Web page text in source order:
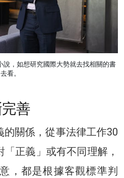
說，如想研究國際大勢就去找相關的書
去看。
善
關係，從事法律工作30
正義」或有不同理解，
，都是根據客觀標準判